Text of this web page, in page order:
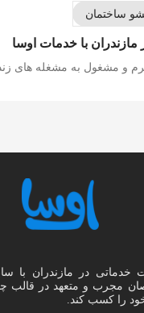
ساختمان
با خدمات اوسا
و مشغول به مشغله های
خدماتی در مازندران با
مجرب و متعهد در
را کسب کند.